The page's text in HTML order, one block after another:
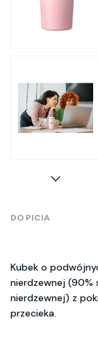
DO PICIA
Kubek o
nierdzewnej (90%
nierdzewnej) z
przecieka.